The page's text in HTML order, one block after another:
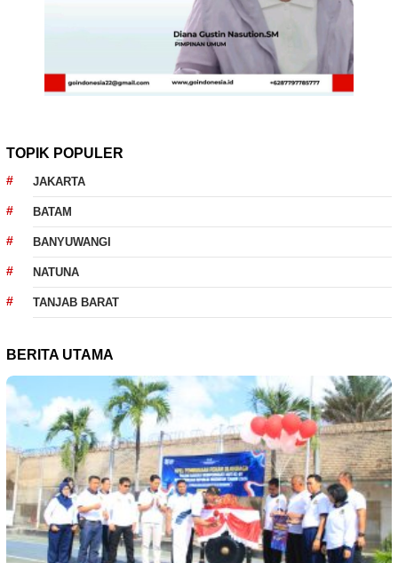
TOPIK POPULER
JAKARTA
BATAM
BANYUWANGI
NATUNA
TANJAB BARAT
BERITA UTAMA